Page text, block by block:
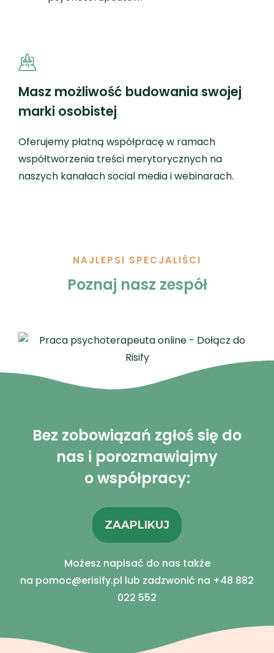
Masz możliwość budowania swojej
marki osobistej
Oferujemy płatną współpracę w ramach
współtworzenia treści merytorycznych na
naszych kanałach social media i webinarach.
NAJLEPSI SPECJALIŚCI
Poznaj nasz zespół
Bez zobowiązań zgłoś się do
nas i porozmawiajmy
o współpracy:
ZAAPLIKUJ
Możesz napisać do nas także
na pomoc@erisify.pl lub zadzwonić na +48 882
022 552